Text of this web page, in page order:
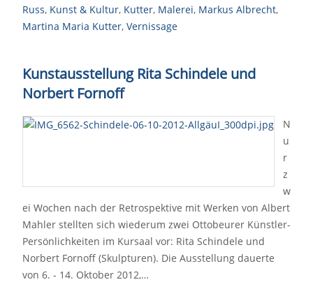
Russ, Kunst & Kultur, Kutter, Malerei, Markus Albrecht,
Martina Maria Kutter, Vernissage
Kunstausstellung Rita Schindele und
Norbert Fornoff
N
u
r
z
w
ei Wochen nach der Retrospektive mit Werken von Albert
Mahler stellten sich wiederum zwei Ottobeurer Künstler-
Persönlichkeiten im Kursaal vor: Rita Schindele und
Norbert Fornoff (Skulpturen). Die Ausstellung dauerte
von 6. - 14. Oktober 2012,…